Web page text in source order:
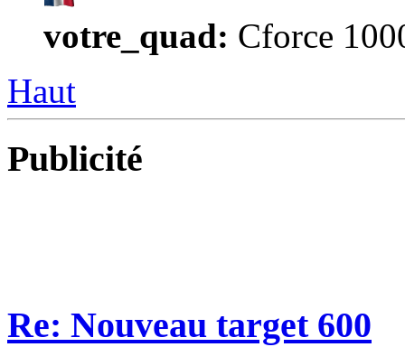
votre_quad: Cforce
Haut
Publicité
Re: Nouveau target 600